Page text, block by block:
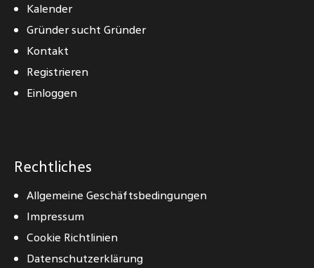
Kalender
Gründer sucht Gründer
Kontakt
Registrieren
Einloggen
Rechtliches
Allgemeine Geschäftsbedingungen
Impressum
Cookie Richtlinien
Datenschutzerklärung